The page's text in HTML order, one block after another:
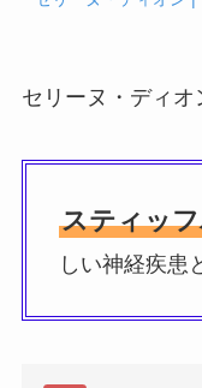
セリーヌ・ディ
スティッ
しい神経疾患